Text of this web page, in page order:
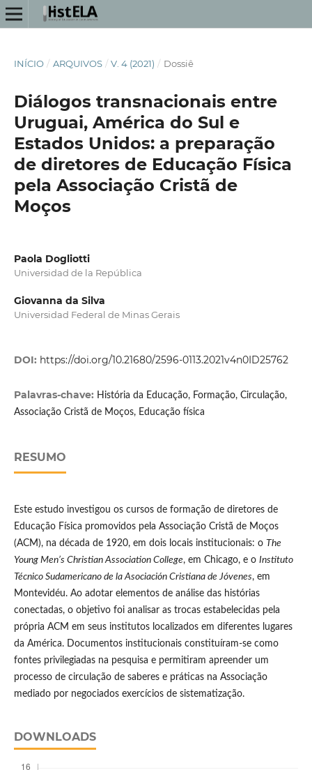
INÍCIO / ARQUIVOS / V. 4 (2021) / Dossiê
Diálogos transnacionais entre
Uruguai, América do Sul e
Estados Unidos: a preparação
de diretores de Educação Física
pela Associação Cristã de
Moços
Paola Dogliotti
Universidad de la República
Giovanna da Silva
Universidad Federal de Minas Gerais
DOI: https://doi.org/10.21680/2596-0113.2021v4n0ID25762
Palavras-chave: História da Educação, Formação, Circulação,
Associação Cristã de Moços, Educação física
RESUMO
Este estudo investigou os cursos de formação de diretores de
Educação Física promovidos pela Associação Cristã de Moços
(ACM), na década de 1920, em dois locais institucionais: o The
Young Men’s Christian Association College, em Chicago, e o Instituto
Técnico Sudamericano de la Asociación Cristiana de Jóvenes, em
Montevidéu. Ao adotar elementos de análise das histórias
conectadas, o objetivo foi analisar as trocas estabelecidas pela
própria ACM em seus institutos localizados em diferentes lugares
da América. Documentos institucionais constituíram-se como
fontes privilegiadas na pesquisa e permitiram apreender um
processo de circulação de saberes e práticas na Associação
mediado por negociados exercícios de sistematização.
DOWNLOADS